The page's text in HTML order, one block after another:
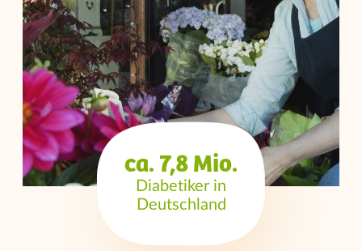
ca. 7,8 Mio.
Diabetiker in
Deutschland